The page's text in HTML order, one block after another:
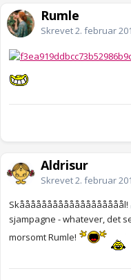
Rumle
Skrevet2. februar
Aldrisur
Skrevet2. februar
Skååååååååååååååååååål!
sjampagne - whatever, det
morsomt Rumle!